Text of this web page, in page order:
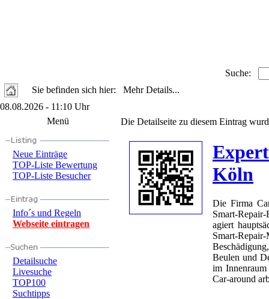
Suche:
Sie befinden sich hier: Mehr Details...
08.08.2026 - 11:10 Uhr
Menü
Neue Einträge
TOP-Liste Bewertung
TOP-Liste Besucher
Info´s und Regeln
Webseite eintragen
Detailsuche
Livesuche
TOP100
Suchtipps
Die Detailseite zu diesem Eintrag
Köln
Die Firma
Smart-
agiert
Smart-
Beulen und
im
Car-around